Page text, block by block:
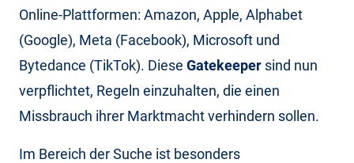
Online-Plattformen: Amazon, Apple, Alphabet
(Google), Meta (Facebook), Microsoft und
Bytedance (TikTok). Diese Gatekeeper sind nun
verpflichtet, Regeln einzuhalten, die einen
Missbrauch ihrer Marktmacht verhindern sollen.
Im Bereich der Suche ist besonders